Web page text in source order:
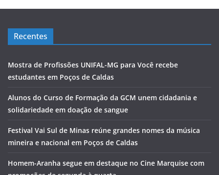
Recentes
Mostra de Profissões UNIFAL-MG para Você recebe
estudantes em Poços de Caldas
Alunos do Curso de Formação da GCM unem cidadania e
solidariedade em doação de sangue
Festival Vai Sul de Minas reúne grandes nomes da música
mineira e nacional em Poços de Caldas
Homem-Aranha segue em destaque no Cine Marquise com